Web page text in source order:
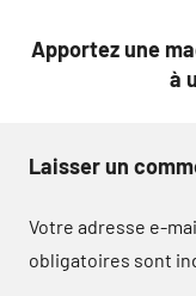
Apportez une
à
Laisser un
Votre adresse e-
obligatoires sont